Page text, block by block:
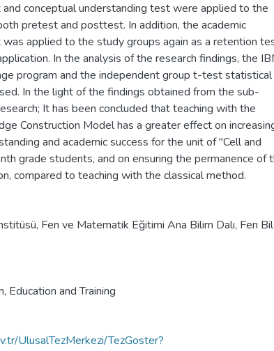
conceptual understanding test were applied to the
pretest and posttest. In addition, the academic
applied to the study groups again as a retention
In the analysis of the research findings, the
program and the independent group t-test statistical
In the light of the findings obtained from the sub-
It has been concluded that teaching with the
Construction Model has a greater effect on
and academic success for the unit of "Cell and
grade students, and on ensuring the permanence of
compared to teaching with the classical method.
Fen ve Matematik Eğitimi Ana Bilim Dalı, Fen
, Education and Training
UlusalTezMerkezi/TezGoster?